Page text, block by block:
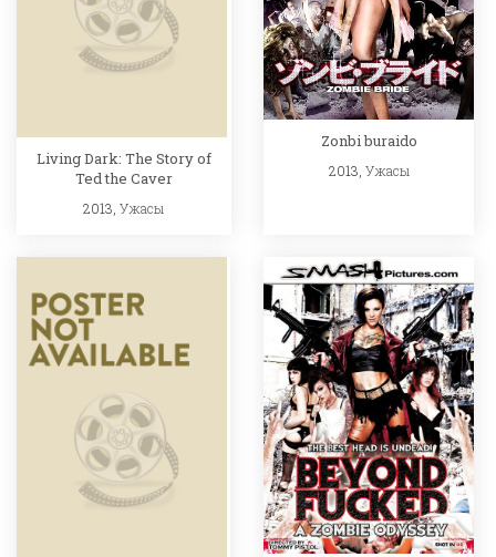
Living Dark: The Story of
Ted the Caver
2013,Ужасы
Zonbi buraido
2013, Ужасы